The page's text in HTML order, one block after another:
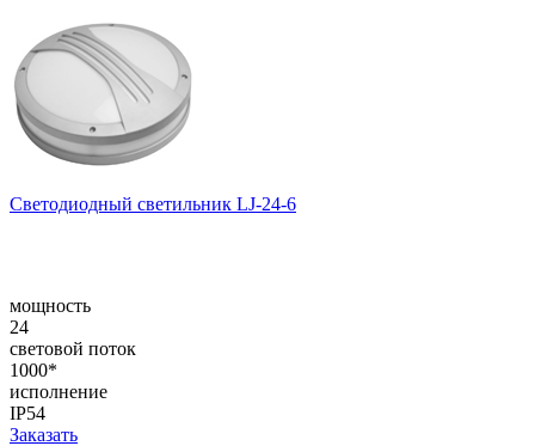
Светодиодный светильник LJ-24-6
мощность
24
световой поток
1000*
исполнение
IP54
Заказать